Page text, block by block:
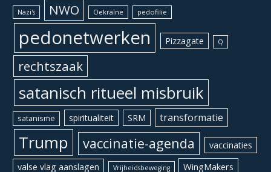
Nazi's NWO Oekraïne pedofilie
pedonetwerken Pizzagate Q
rechtszaak
satanisch ritueel misbruik
satanisme spiritualiteit SRM transformatie
Trump vaccinatie-agenda
vaccinaties
valse vlag aanslagen
Vrijheidsbeweging WingMakers